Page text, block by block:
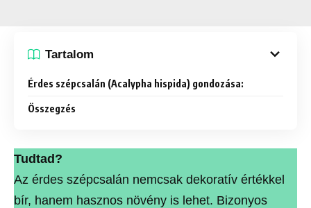
Tartalom
Érdes szépcsalán (Acalypha hispida) gondozása:
Összegzés
Tudtad?
Az érdes szépcsalán nemcsak dekoratív értékkel
bír, hanem hasznos növény is lehet. Bizonyos